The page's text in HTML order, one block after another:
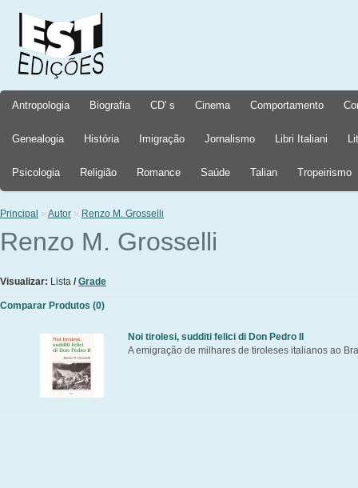
Antropologia Biografia CD' s Cinema Comportamento
Genealogia História Imigração Jornalismo Libri Italiani
Psicologia Religião Romance Saúde Talian Tropeirismo
Principal » Autor » Renzo M. Grosselli
Renzo M. Grosselli
Visualizar: Lista / Grade
Comparar Produtos (0)
Noi tirolesi, sudditi felici di Don Pedro II
A emigração de milhares de tiroleses italianos ao